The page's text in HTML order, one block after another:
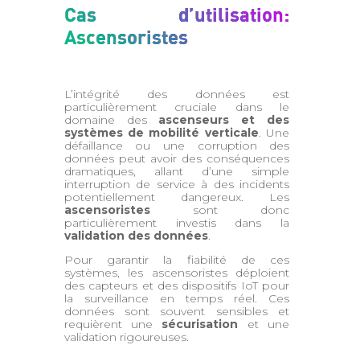
Cas d’utilisation:
Ascensoristes
L’intégrité des données est
particulièrement cruciale dans le
domaine des ascenseurs et des
systèmes de mobilité verticale. Une
défaillance ou une corruption des
données peut avoir des conséquences
dramatiques, allant d’une simple
interruption de service à des incidents
potentiellement dangereux. Les
ascensoristessont donc
particulièrement investis dans la
validation des données.
Pour garantir la fiabilité de ces
systèmes, les ascensoristes déploient
des capteurs et des dispositifs IoT pour
la surveillance en temps réel. Ces
données sont souvent sensibles et
requièrent une sécurisation et une
validation rigoureuses.